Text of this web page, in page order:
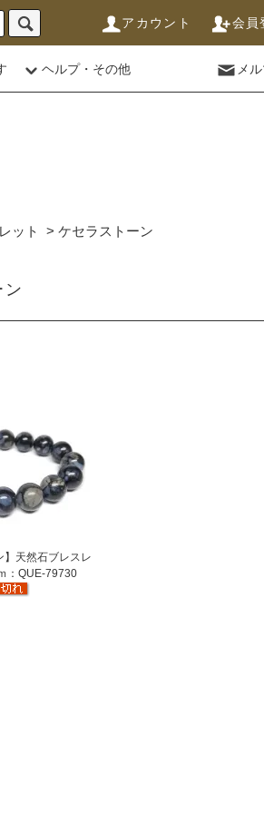
アカウント 会員
ヘルプ・その他 メ
ット > ケセラストーン
ン
天然石ブレスレ
：QUE-79730